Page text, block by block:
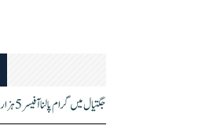
جگتیال میں گرام پالنا آفیسر 5 ہزار روپے رشوت لیتے ہوئے گرفتار